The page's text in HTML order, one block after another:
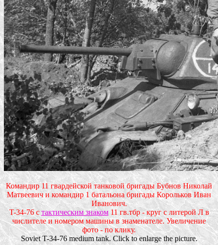
Командир 11 гвардейской танковой бригады Бубнов Николай
Матвеевич и командир 1 батальона бригады Корольков Иван
Иванович.
T-34-76 стактическим знаком11 гв.тбр - круг с литерой Л в
числителе и номером машины в знаменателе. Увеличение
фото - по клику.
Soviet T-34-76 medium tank. Click to enlarge the picture.